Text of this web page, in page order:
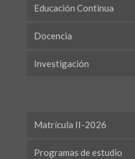
Educación Continua
Docencia
Investigación
Matrícula II-2026
Programas de estudio